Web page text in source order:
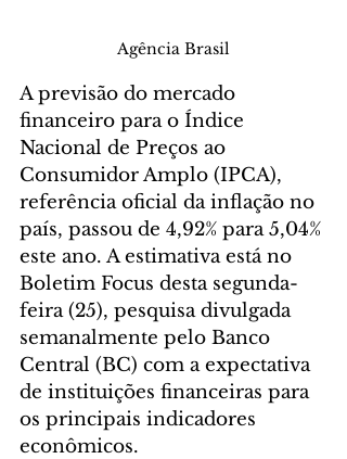
Agência Brasil
A previsão do mercado
financeiro para o Índice
Nacional de Preços ao
Consumidor Amplo (IPCA),
referência oficial da inflação no
país, passou de 4,92% para 5,04%
este ano. A estimativa está no
Boletim Focus desta segunda-
feira (25), pesquisa divulgada
semanalmente pelo Banco
Central (BC) com a expectativa
de instituições financeiras para
os principais indicadores
econômicos.